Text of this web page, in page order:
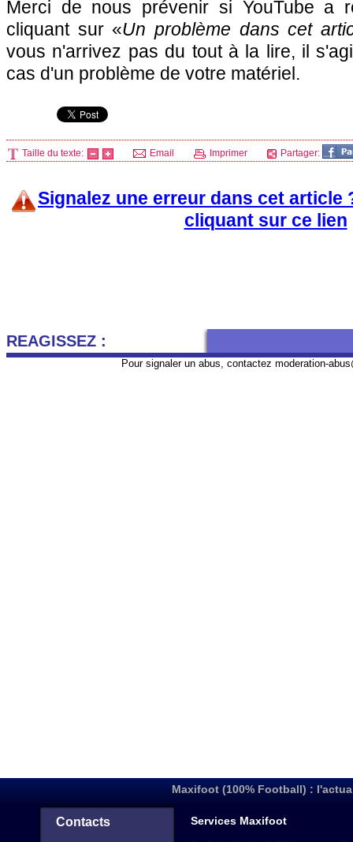
Merci de nous prévenir si YouTube a
cliquant sur «Un problème dans cet
vous n'arrivez pas du tout à la lire, il
cas d'un problème de votre matériel.
Taille du texte: Email Imprimer Partager:
Signalez une erreur dans cet article
cliquant sur ce lien
REAGISSEZ :
Pour signaler un abus, contactez moderation-
Maxifoot (100% Football) :
Contacts Services Maxifoot